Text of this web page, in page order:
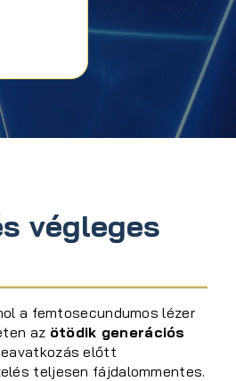
végleges
a femtosecundumos lézer
az ötödik generációs
előtt
teljesen fájdalommentes.